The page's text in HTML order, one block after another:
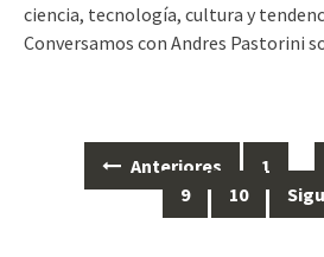
ciencia, tecnología, cultura y
Conversamos con Andres Pastorini
Anteriores 1 …
9
10